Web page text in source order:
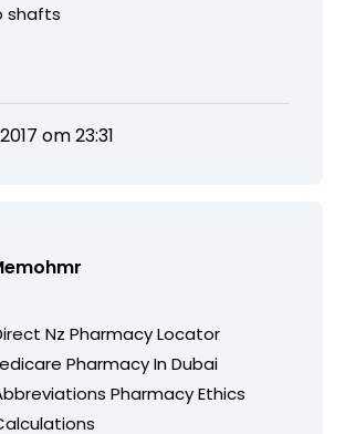
shafts
om 23:31
Nz Pharmacy Locator
Pharmacy In Dubai
Pharmacy Ethics